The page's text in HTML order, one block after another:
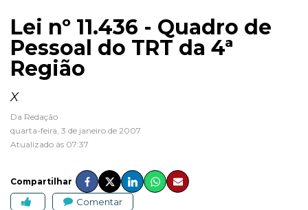
Lei nº 11.436 - Quadro de
Pessoal do TRT da 4ª
Região
X
Da Redação
quarta-feira, 3 de janeiro de 2007
Atualizado às 07:37
Compartilhar
Comentar